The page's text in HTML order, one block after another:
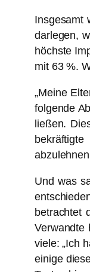
Insgesamt
darlegen,
höchste
mit 63 %.
„Meine
folgende
ließen.
Und was
betrachtet
Verwandte
viele: „Ich
einige